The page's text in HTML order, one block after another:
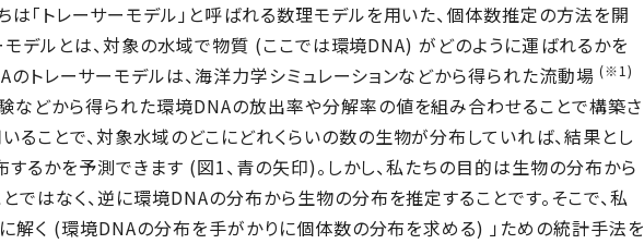
は「トレーサーモデル」と呼ばれる数理モデルを用いた、個体数推定の方法を開
モデルとは、対象の水域で物質 (ここでは環境DNA) がどのように運ばれるかを
のトレーサーモデルは、海洋力学シミュレーションなどから得られた流動場 (※1)
などから得られた環境DNAの放出率や分解率の値を組み合わせることで構築さ
ることで、対象水域のどこにどれくらいの数の生物が分布していれば、結果とし
するかを予測できます (図1、青の矢印)。しかし、私たちの目的は生物の分布から
ではなく、逆に環境DNAの分布から生物の分布を推定することです。そこで、私
に解く (環境DNAの分布を手がかりに個体数の分布を求める) 」ための統計手法を